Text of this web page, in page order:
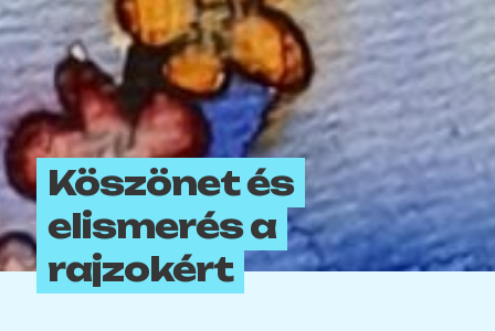
Köszönet és
elismerés a
rajzokért